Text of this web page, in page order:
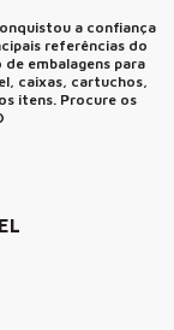
a confiança
referências do
embalagens para
caixas, cartuchos,
itens. Procure os